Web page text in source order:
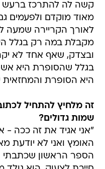
קשה לה להתרכז ברעש
מאוד מוקדם ולפעמים
לאורך הקריירה שמעה
מקבלת במה רק בגלל
ובצדק, שאף אחד לא
בגלל שהסופרת היא
היא הסופרת והמחזאית
זה מלחיץ להתחיל
שמות גדולים?
"אני אגיד את זה ככה -
האומץ ואני לא יודעת
הספר הראשון שכתבתי